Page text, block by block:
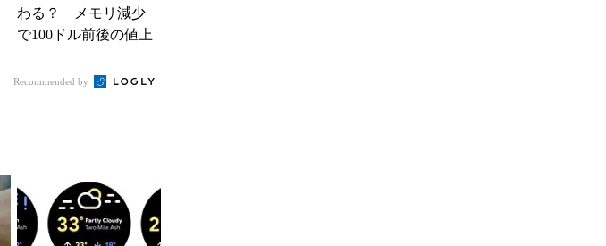
わる？ メモリ減少
で100ドル前後の値上
うわさを整理す...
Recommended by